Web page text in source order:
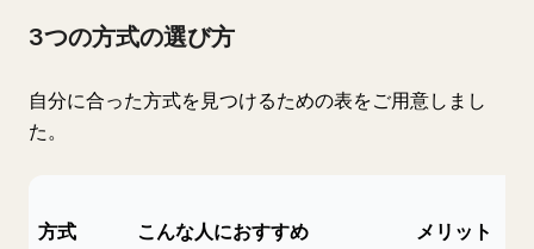
3つの方式の選び方
自分に合った方式を見つけるための表をご用意しまし
た。
方式 こんな人におすすめ メリット